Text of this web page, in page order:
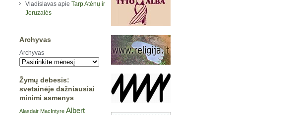
Vladislavas apie Tarp Atėnų ir
Jeruzalės
Archyvas
Archyvas
Žymų debesis:
svetainėje dažniausiai
minimi asmenys
Alasdair MacIntyre Albert